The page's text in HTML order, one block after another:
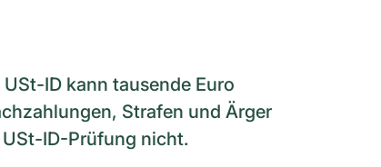
ID kann tausende Euro
Strafen und Ärger
ID-Prüfung nicht.